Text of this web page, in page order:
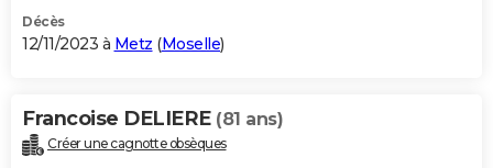
Décès
12/11/2023 à Metz (Moselle)
Francoise DELIERE (81 ans)
Créer une cagnotte obsèques